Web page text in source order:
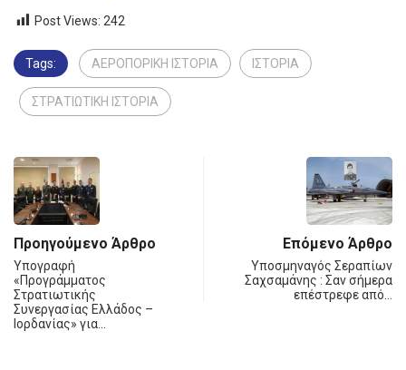
Post Views: 242
Tags: ΑΕΡΟΠΟΡΙΚΗ ΙΣΤΟΡΙΑ ΙΣΤΟΡΙΑ
ΣΤΡΑΤΙΩΤΙΚΗ ΙΣΤΟΡΙΑ
Προηγούμενο Άρθρο
Υπογραφή
«Προγράμματος
Στρατιωτικής
Συνεργασίας Ελλάδος –
Ιορδανίας» για…
Επόμενο Άρθρο
Υποσμηναγός Σεραπίων
Σαχσαμάνης : Σαν σήμερα
επέστρεφε από…